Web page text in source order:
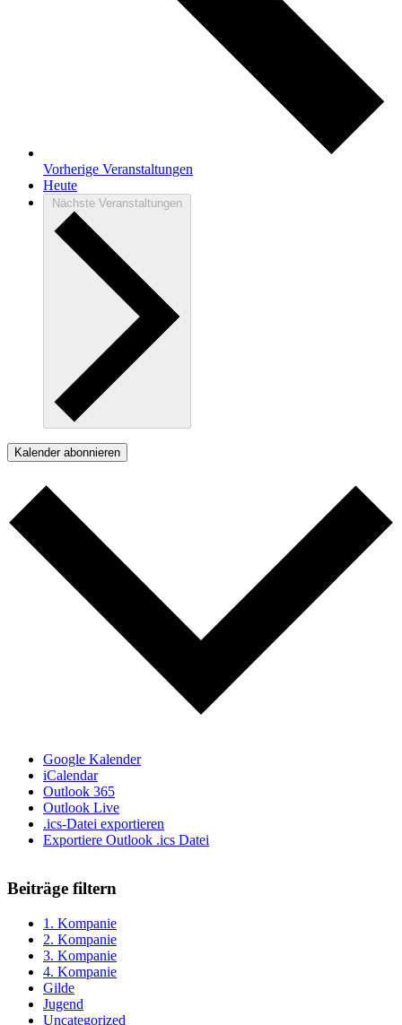
Vorherige Veranstaltungen
Heute
Nächste Veranstaltungen
Kalender abonnieren
Google Kalender
iCalendar
Outlook 365
Outlook Live
.ics-Datei exportieren
Exportiere Outlook .ics Datei
Beiträge filtern
1. Kompanie
2. Kompanie
3. Kompanie
4. Kompanie
Gilde
Jugend
Uncategorized